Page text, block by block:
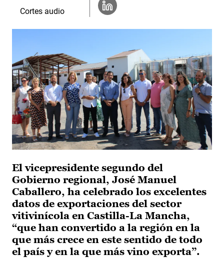
El vicepresidente segundo del
Gobierno regional, José Manuel
Caballero, ha celebrado los excelentes
datos de exportaciones del sector
vitivinícola en Castilla-La Mancha,
“que han convertido a la región en la
que más crece en este sentido de todo
el país y en la que más vino exporta”.
Cortes audio